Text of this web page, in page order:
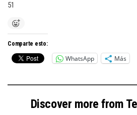
51
Comparte esto:
WhatsApp Más
Discover more from